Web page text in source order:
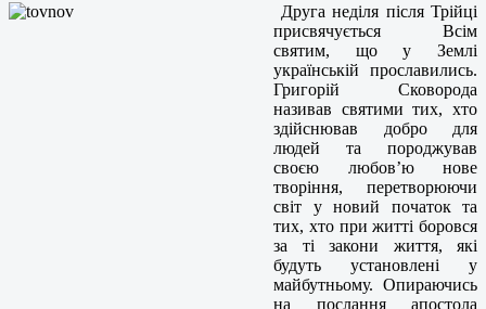
Друга неділя після Трійці
присвячується Всім
святим, що у Землі
українській прославились.
Григорій Сковорода
називав святими тих, хто
здійснював добро для
людей та породжував
своєю любов’ю нове
творіння, перетворюючи
світ у новий початок та
тих, хто при житті боровся
за ті закони життя, які
будуть установлені у
майбутньому. Опираючись
на послання апостола